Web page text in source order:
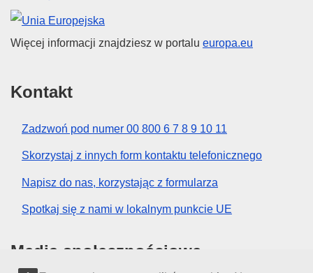
Unia Europejska
Więcej informacji znajdziesz w portalu europa.eu
Kontakt
Zadzwoń pod numer 00 800 6 7 8 9 10 11
Skorzystaj z innych form kontaktu telefonicznego
Napisz do nas, korzystając z formularza
Spotkaj się z nami w lokalnym punkcie UE
Media społecznościowe